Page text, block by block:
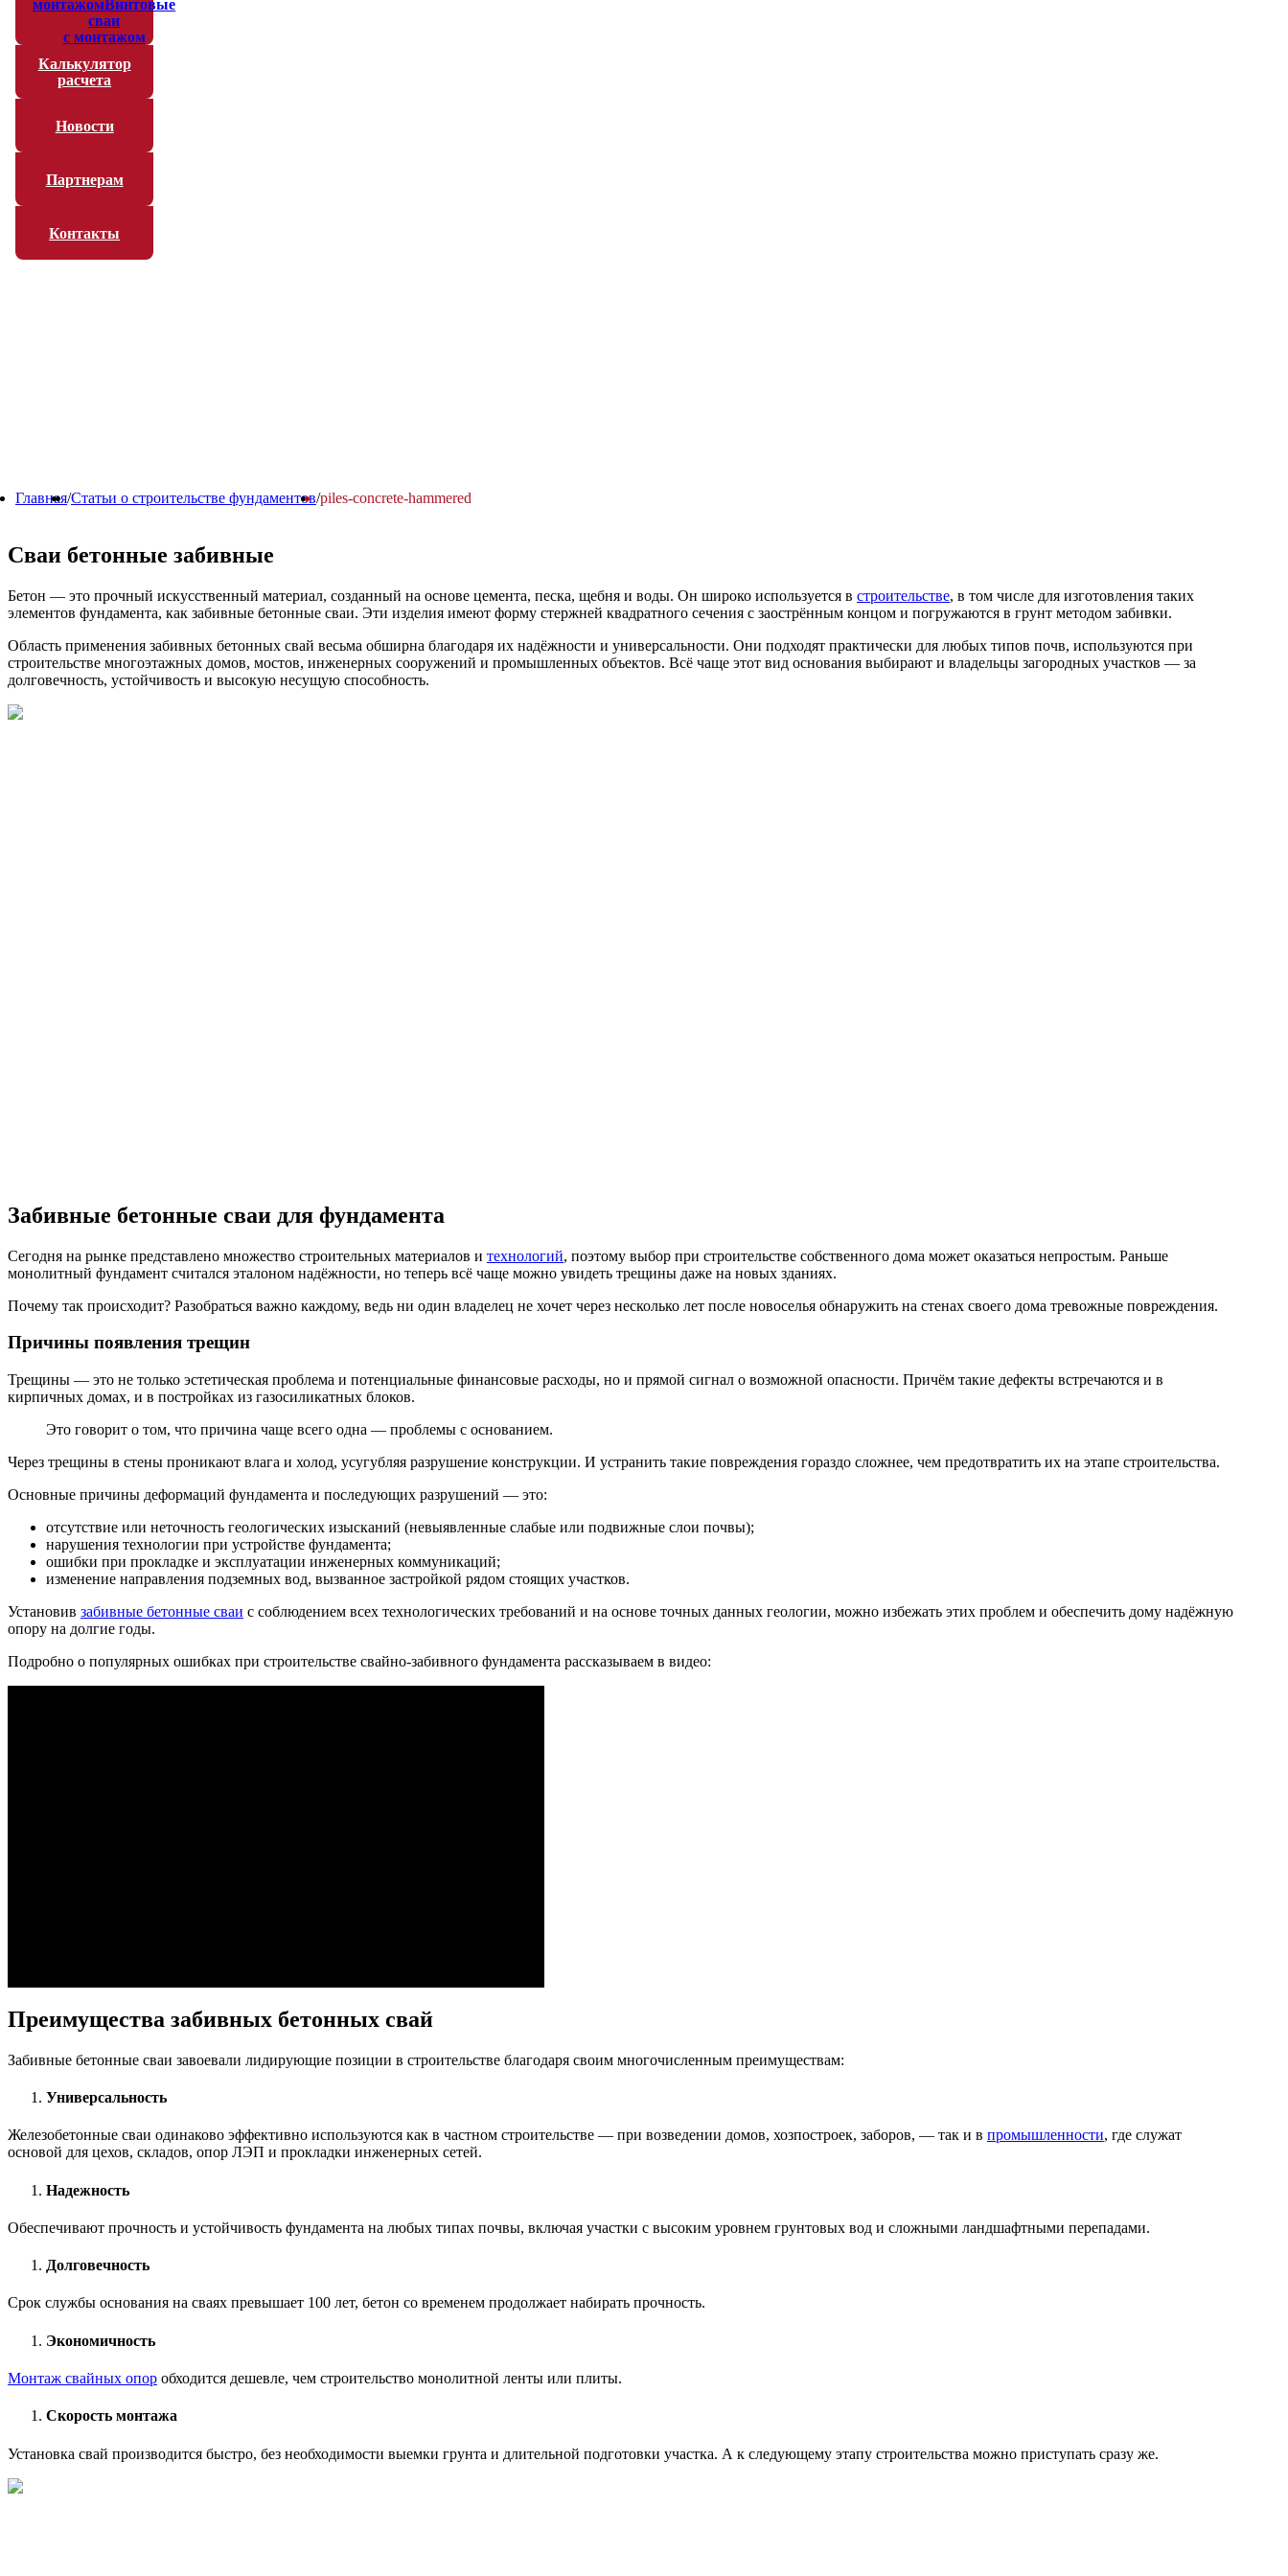
монтажомВинтовые
сваи
с монтажом
Калькулятор
расчета
Новости
Партнерам
Контакты
Главная/Статьи о строительстве фундаментов/piles-concrete-hammered
Сваи бетонные забивные
Бетон — это прочный искусственный материал, созданный на основе цемента, песка, щебня и воды. Он широко используется в строительстве, в том числе для изготовления таких
элементов фундамента, как забивные бетонные сваи. Эти изделия имеют форму стержней квадратного сечения с заострённым концом и погружаются в грунт методом забивки.
Область применения забивных бетонных свай весьма обширна благодаря их надёжности и универсальности. Они подходят практически для любых типов почв, используются при
строительстве многоэтажных домов, мостов, инженерных сооружений и промышленных объектов. Всё чаще этот вид основания выбирают и владельцы загородных участков — за
долговечность, устойчивость и высокую несущую способность.
Забивные бетонные сваи для фундамента
Сегодня на рынке представлено множество строительных материалов и технологий, поэтому выбор при строительстве собственного дома может оказаться непростым. Раньше
монолитный фундамент считался эталоном надёжности, но теперь всё чаще можно увидеть трещины даже на новых зданиях.
Почему так происходит? Разобраться важно каждому, ведь ни один владелец не хочет через несколько лет после новоселья обнаружить на стенах своего дома тревожные повреждения.
Причины появления трещин
Трещины — это не только эстетическая проблема и потенциальные финансовые расходы, но и прямой сигнал о возможной опасности. Причём такие дефекты встречаются и в
кирпичных домах, и в постройках из газосиликатных блоков.
Это говорит о том, что причина чаще всего одна — проблемы с основанием.
Через трещины в стены проникают влага и холод, усугубляя разрушение конструкции. И устранить такие повреждения гораздо сложнее, чем предотвратить их на этапе строительства.
Основные причины деформаций фундамента и последующих разрушений — это:
отсутствие или неточность геологических изысканий (невыявленные слабые или подвижные слои почвы);
нарушения технологии при устройстве фундамента;
ошибки при прокладке и эксплуатации инженерных коммуникаций;
изменение направления подземных вод, вызванное застройкой рядом стоящих участков.
Установив забивные бетонные сваи с соблюдением всех технологических требований и на основе точных данных геологии, можно избежать этих проблем и обеспечить дому надёжную
опору на долгие годы.
Подробно о популярных ошибках при строительстве свайно-забивного фундамента рассказываем в видео:
Преимущества забивных бетонных свай
Забивные бетонные сваи завоевали лидирующие позиции в строительстве благодаря своим многочисленным преимуществам:
Универсальность
Железобетонные сваи одинаково эффективно используются как в частном строительстве — при возведении домов, хозпостроек, заборов, — так и в промышленности, где служат
основой для цехов, складов, опор ЛЭП и прокладки инженерных сетей.
Надежность
Обеспечивают прочность и устойчивость фундамента на любых типах почвы, включая участки с высоким уровнем грунтовых вод и сложными ландшафтными перепадами.
Долговечность
Срок службы основания на сваях превышает 100 лет, бетон со временем продолжает набирать прочность.
Экономичность
Монтаж свайных опор обходится дешевле, чем строительство монолитной ленты или плиты.
Скорость монтажа
Установка свай производится быстро, без необходимости выемки грунта и длительной подготовки участка. А к следующему этапу строительства можно приступать сразу же.